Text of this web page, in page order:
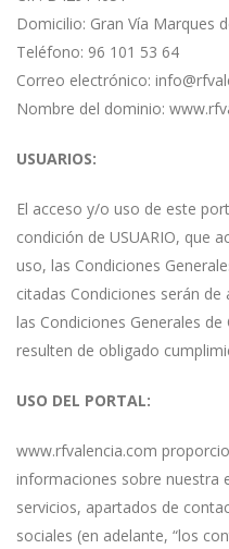
Domicilio: Gran Vía Marques
Teléfono: 96 101 53 64
Correo electrónico:
Nombre del dominio:
USUARIOS:
El acceso y/o uso de este
condición de USUARIO, que
uso, las Condiciones
citadas Condiciones serán
las Condiciones Generales
resulten de obligado
USO DEL PORTAL:
www.rfvalencia.com
informaciones sobre nuestra
servicios, apartados de
sociales (en adelante, “los